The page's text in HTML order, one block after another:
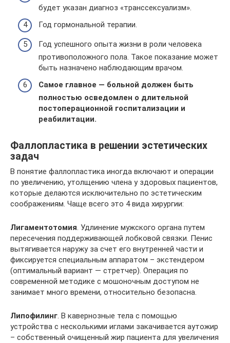
будет указан диагноз «транссексуализм».
Год гормональной терапии.
Год успешного опыта жизни в роли человека
противоположного пола. Такое показание может
быть назначено наблюдающим врачом.
Самое главное — больной должен быть
полностью осведомлен о длительной
постоперационной госпитализации и
реабилитации.
Фаллопластика в решении эстетических
задач
В понятие фаллопластика иногда включают и операции
по увеличению, утолщению члена у здоровых пациентов,
которые делаются исключительно по эстетическим
соображениям. Чаще всего это 4 вида хирургии:
Лигаментотомия. Удлинение мужского органа путем
пересечения поддерживающей лобковой связки. Пенис
вытягивается наружу за счет его внутренней части и
фиксируется специальным аппаратом – экстендером
(оптимальный вариант — стретчер). Операция по
современной методике с мошоночным доступом не
занимает много времени, относительно безопасна.
Липофилинг. В кавернозные тела с помощью
устройства с несколькими иглами закачивается аутожир
– собственный очищенный жир пациента для увеличения